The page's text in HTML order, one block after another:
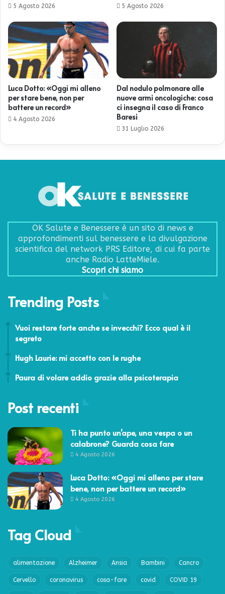
5 Agosto 2026 5 Agosto 2026
Luca Dotto: «Oggi mi alleno
per stare bene, non per
battere un record»
4 Agosto 2026
Dal nodulo polmonare alle
nuove armi oncologiche: cosa
ci insegna il caso di Franco
Baresi
31 Luglio 2026
OK Salute e Benessere è un sito di news e
approfondimenti sul benessere e la divulgazione
scientifica del network PRS Editore, di cui fa parte
anche Radio LatteMiele.
Scopri chi siamo
Trending Posts
Vuoi restare forte anche se invecchi? Ecco qual è il
segreto
Hugh Laurie: mi accetto con le rughe
Paura di volare addio grazie alla psicoterapia
Post recenti
Ti ha punto un’ape, una vespa o un
calabrone? Guarda cosa fare
4 Agosto 2026
Luca Dotto: «Oggi mi alleno per stare
bene, non per battere un record»
4 Agosto 2026
Tag Cloud
alimentazione Alzheimer Ansia Bambini Cancro
Cervello coronavirus cosa-fare covid COVID 19